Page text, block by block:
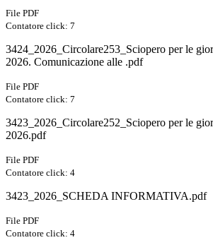
File PDF
Contatore click: 7
3424_2026_Circolare253_Sciopero per le
2026. Comunicazione alle .pdf
File PDF
Contatore click: 7
3423_2026_Circolare252_Sciopero per le
2026.pdf
File PDF
Contatore click: 4
3423_2026_SCHEDA INFORMATIVA.pdf
File PDF
Contatore click: 4